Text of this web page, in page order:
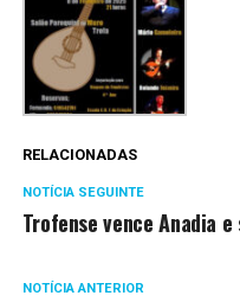
RELACIONADAS
NOTÍCIA SEGUINTE
Trofense vence Anadia
NOTÍCIA ANTERIOR